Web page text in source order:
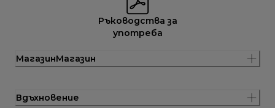
Ръководства за
употреба
МагазинМагазин
Вдъхновение